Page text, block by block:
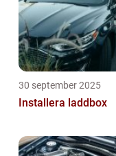
30 september 2025
Installera laddbox